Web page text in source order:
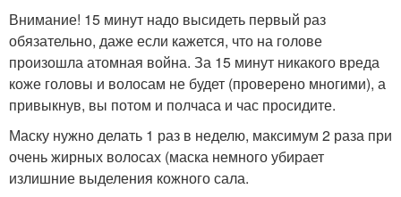
Внимание! 15 минут надо высидеть первый раз
обязательно, даже если кажется, что на голове
произошла атомная война. За 15 минут никакого вреда
коже головы и волосам не будет (проверено многими), а
привыкнув, вы потом и полчаса и час просидите.
Маску нужно делать 1 раз в неделю, максимум 2 раза при
очень жирных волосах (маска немного убирает
излишние выделения кожного сала.